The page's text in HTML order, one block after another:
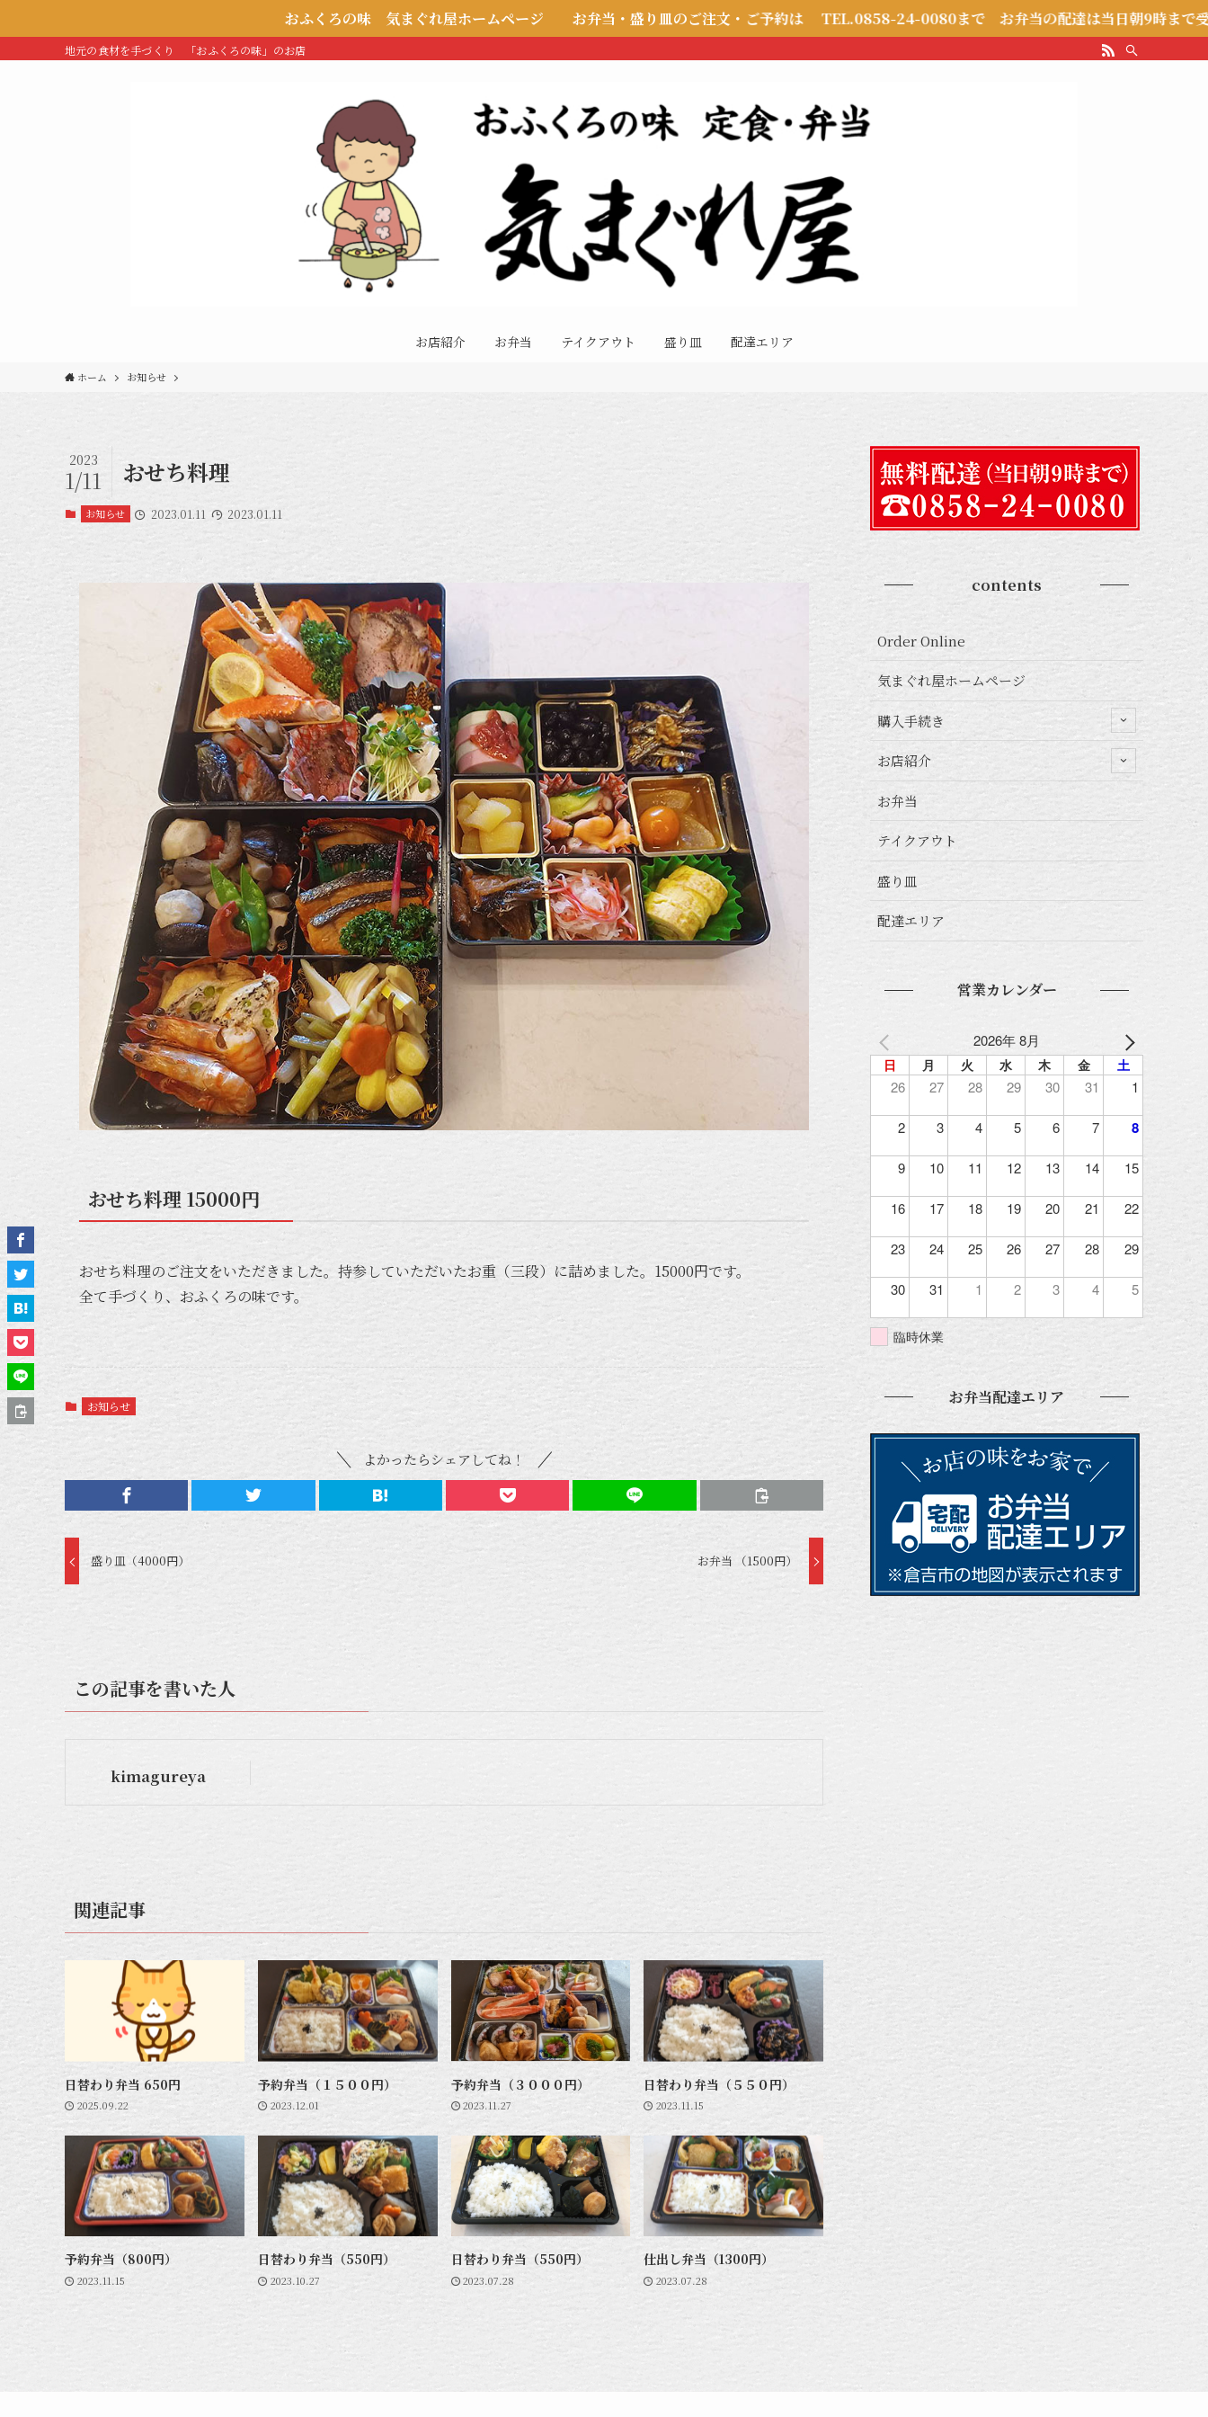
おふくろの味 気まぐれ屋ホームページ お弁当・盛り皿のご注文・ご予約は TEL.0858-24-0080まで お弁当の配達は当日朝9時まで受付いたします
地元の食材を手づくり 「おふくろの味」のお店
お店紹介 お弁当 テイクアウト 盛り皿 配達エリア
ホーム お知らせ
おせち料理
2023
1/11
お知らせ 2023.01.11 2023.01.11
おせち料理 15000円
おせち料理のご注文をいただきました。持参していただいたお重（三段）に詰めました。15000円です。
全て手づくり、おふくろの味です。
お知らせ
よかったらシェアしてね！
盛り皿（4000円） お弁当 （1500円）
この記事を書いた人
kimagureya
関連記事
日替わり弁当 650円
2025.09.22
予約弁当（１５００円）
2023.12.01
予約弁当（３０００円）
2023.11.27
日替わり弁当（５５０円）
2023.11.15
予約弁当（800円）
2023.11.15
日替わり弁当（550円）
2023.10.27
日替わり弁当（550円）
2023.07.28
仕出し弁当（1300円）
2023.07.28
contents
Order Online
気まぐれ屋ホームページ
購入手続き
お店紹介
お弁当
テイクアウト
盛り皿
配達エリア
営業カレンダー
2026年 8月
日 月 火 水 木 金 土
26 27 28 29 30 31 1
2 3 4 5 6 7 8
9 10 11 12 13 14 15
16 17 18 19 20 21 22
23 24 25 26 27 28 29
30 31 1 2 3 4 5
臨時休業
お弁当配達エリア